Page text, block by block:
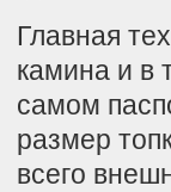
Главная
камина и в
самом
размер
всего